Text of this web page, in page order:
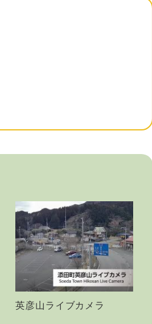
英彦山ライブカメラ